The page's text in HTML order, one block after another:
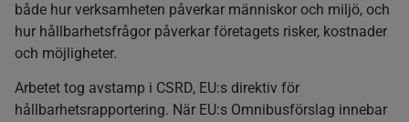
både hur verksamheten påverkar människor och miljö, och
hur hållbarhetsfrågor påverkar företagets risker, kostnader
och möjligheter.
Arbetet tog avstamp i CSRD, EU:s direktiv för
hållbarhetsrapportering. När EU:s Omnibusförslag innebar